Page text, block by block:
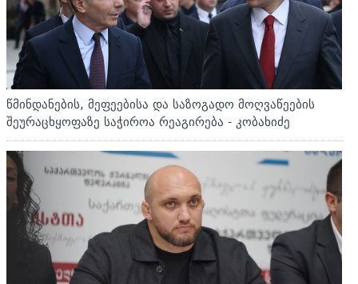
წმინდანების, მეფეებისა და საზოგადო მოღვაწეების
შეურაცხყოფაზე საჭიროა რეაგირება - კობახიძე